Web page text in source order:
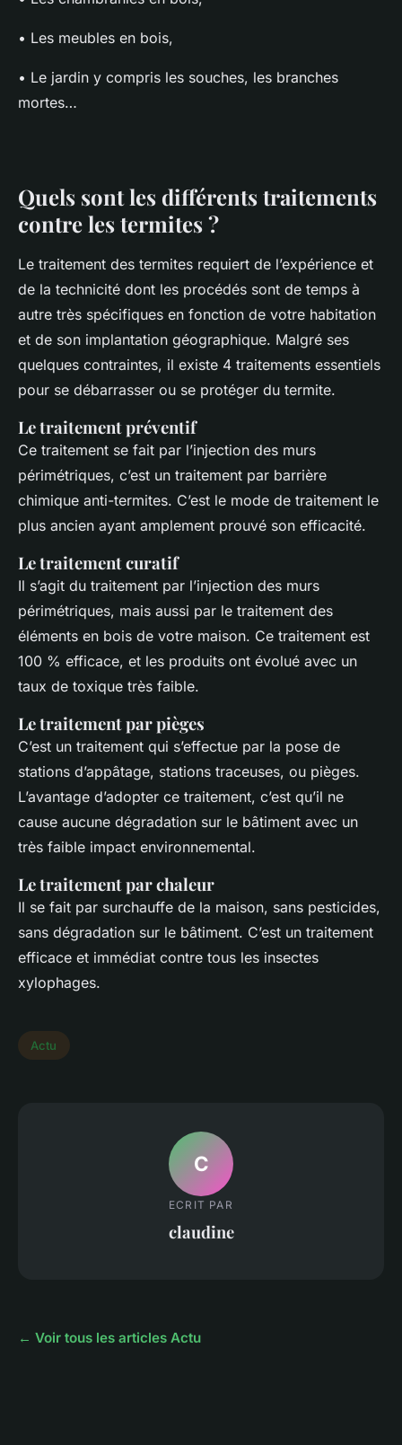
• Les meubles en bois,
• Le jardin y compris les souches, les branches
mortes…
Quels sont les différents traitements
contre les termites ?
Le traitement des termites requiert de l’expérience et
de la technicité dont les procédés sont de temps à
autre très spécifiques en fonction de votre habitation
et de son implantation géographique. Malgré ses
quelques contraintes, il existe 4 traitements essentiels
pour se débarrasser ou se protéger du termite.
Le traitement préventif
Ce traitement se fait par l’injection des murs
périmétriques, c’est un traitement par barrière
chimique anti-termites. C’est le mode de traitement le
plus ancien ayant amplement prouvé son efficacité.
Le traitement curatif
Il s’agit du traitement par l’injection des murs
périmétriques, mais aussi par le traitement des
éléments en bois de votre maison. Ce traitement est
100 % efficace, et les produits ont évolué avec un
taux de toxique très faible.
Le traitement par pièges
C’est un traitement qui s’effectue par la pose de
stations d’appâtage, stations traceuses, ou pièges.
L’avantage d’adopter ce traitement, c’est qu’il ne
cause aucune dégradation sur le bâtiment avec un
très faible impact environnemental.
Le traitement par chaleur
Il se fait par surchauffe de la maison, sans pesticides,
sans dégradation sur le bâtiment. C’est un traitement
efficace et immédiat contre tous les insectes
xylophages.
Actu
C
ECRIT PAR
claudine
← Voir tous les articles Actu